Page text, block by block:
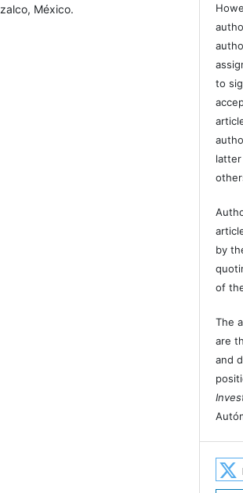
México.
to
by
of
The
are
and